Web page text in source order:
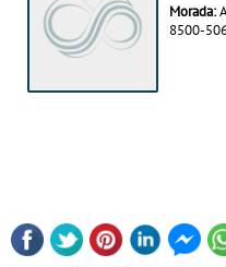
Morada:
8500-